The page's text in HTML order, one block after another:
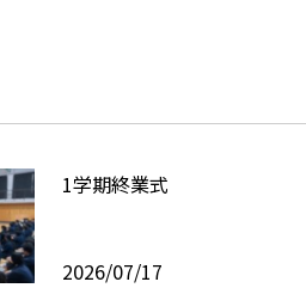
1学期終業式
2026/07/17